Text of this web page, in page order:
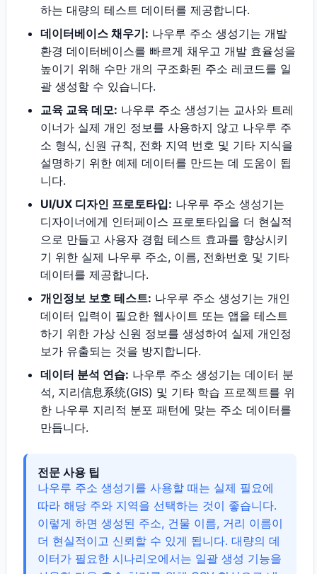
하는 대량의 테스트 데이터를 제공합니다.
데이터베이스 채우기: 나우루 주소 생성기는 개발
환경 데이터베이스를 빠르게 채우고 개발 효율성을
높이기 위해 수만 개의 구조화된 주소 레코드를 일
괄 생성할 수 있습니다.
교육 교육 데모: 나우루 주소 생성기는 교사와 트레
이너가 실제 개인 정보를 사용하지 않고 나우루 주
소 형식, 신원 규칙, 전화 지역 번호 및 기타 지식을
설명하기 위한 예제 데이터를 만드는 데 도움이 됩
니다.
UI/UX 디자인 프로토타입: 나우루 주소 생성기는
디자이너에게 인터페이스 프로토타입을 더 현실적
으로 만들고 사용자 경험 테스트 효과를 향상시키
기 위한 실제 나우루 주소, 이름, 전화번호 및 기타
데이터를 제공합니다.
개인정보 보호 테스트: 나우루 주소 생성기는 개인
데이터 입력이 필요한 웹사이트 또는 앱을 테스트
하기 위한 가상 신원 정보를 생성하여 실제 개인정
보가 유출되는 것을 방지합니다.
데이터 분석 연습: 나우루 주소 생성기는 데이터 분
석, 지리信息系统(GIS) 및 기타 학습 프로젝트를 위
한 나우루 지리적 분포 패턴에 맞는 주소 데이터를
만듭니다.
전문 사용 팁
나우루 주소 생성기를 사용할 때는 실제 필요에
따라 해당 주와 지역을 선택하는 것이 좋습니다.
이렇게 하면 생성된 주소, 건물 이름, 거리 이름이
더 현실적이고 신뢰할 수 있게 됩니다. 대량의 데
이터가 필요한 시나리오에서는 일괄 생성 기능을